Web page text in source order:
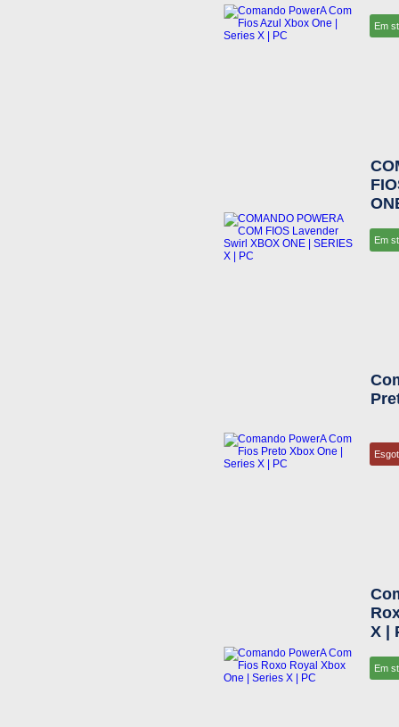
Em
Em
X |
Em